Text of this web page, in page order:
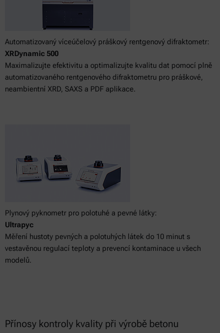
Automatizovaný víceúčelový práškový rentgenový difraktometr:
XRDynamic 500
Maximalizujte efektivitu a optimalizujte kvalitu dat pomocí plně
automatizovaného rentgenového difraktometru pro práškové,
neambientní XRD, SAXS a PDF aplikace.
Plynový pyknometr pro polotuhé a pevné látky:
Ultrapyc
Měření hustoty pevných a polotuhých látek do 10 minut s
vestavěnou regulací teploty a prevencí kontaminace u všech
modelů.
Přínosy kontroly kvality při výrobě betonu